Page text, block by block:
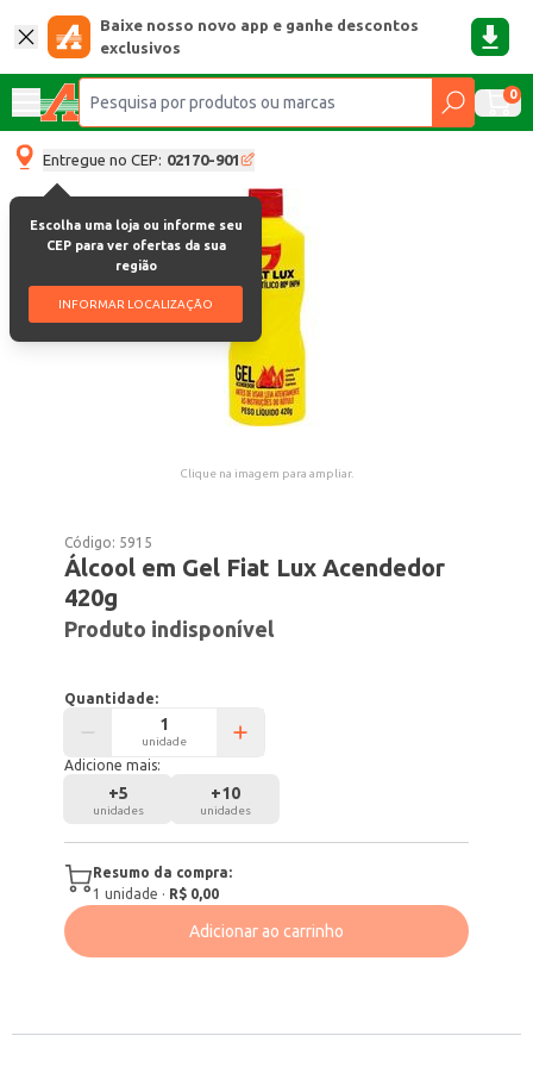
Baixe nosso novo app e ganhe descontos
exclusivos
0
Entregue no CEP: 02170-901
Escolha uma loja ou informe seu
CEP para ver ofertas da sua
região
INFORMAR LOCALIZAÇÃO
Clique na imagem para ampliar.
Código: 5915
Álcool em Gel Fiat Lux Acendedor
420g
Produto indisponível
Quantidade:
unidade
Adicione mais:
+5
unidades
+10
unidades
Resumo da compra:
1 unidade · R$ 0,00
Adicionar ao carrinho